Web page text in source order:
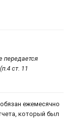
передается
ст. 11
ежемесячно
который был